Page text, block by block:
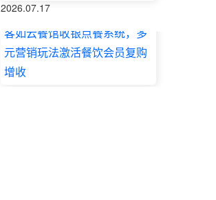
2026.07.17
客如云餐馆收银点餐系统，多
元营销玩法激活餐饮会员复购
增收